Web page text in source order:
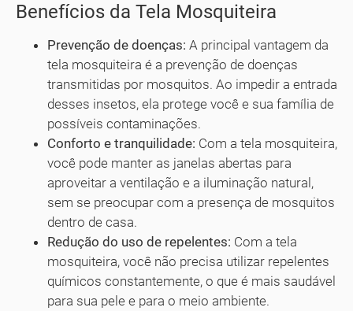
Benefícios da Tela Mosquiteira
Prevenção de doenças: A principal vantagem da
tela mosquiteira é a prevenção de doenças
transmitidas por mosquitos. Ao impedir a entrada
desses insetos, ela protege você e sua família de
possíveis contaminações.
Conforto e tranquilidade: Com a tela mosquiteira,
você pode manter as janelas abertas para
aproveitar a ventilação e a iluminação natural,
sem se preocupar com a presença de mosquitos
dentro de casa.
Redução do uso de repelentes: Com a tela
mosquiteira, você não precisa utilizar repelentes
químicos constantemente, o que é mais saudável
para sua pele e para o meio ambiente.